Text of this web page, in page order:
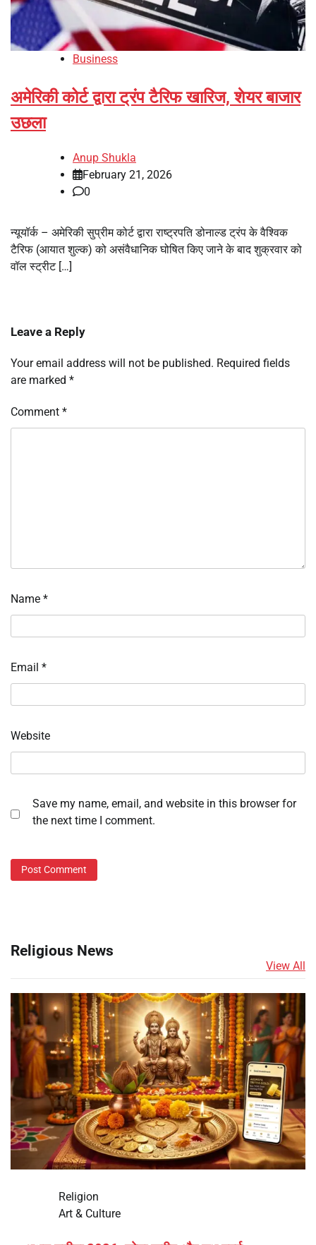
Business
अमेरिकी कोर्ट द्वारा ट्रंप टैरिफ खारिज, शेयर बाजार
उछला
Anup Shukla
February 21, 2026
0
न्यूयॉर्क – अमेरिकी सुप्रीम कोर्ट द्वारा राष्ट्रपति डोनाल्ड ट्रंप के वैश्विक
टैरिफ (आयात शुल्क) को असंवैधानिक घोषित किए जाने के बाद शुक्रवार को
वॉल स्ट्रीट […]
Leave a Reply
Your email address will not be published. Required fields
are marked *
Comment *
Name *
Email *
Website
Save my name, email, and website in this browser for
the next time I comment.
Religious News
View All
Religion
Art & Culture